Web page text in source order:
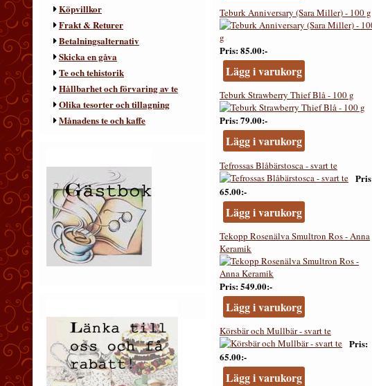
Köpvillkor
Frakt & Returer
Betalningsalternativ
Skicka en gåva
Te och tehistorik
Hållbarhet och förvaring av te
Olika tesorter och tillagning
Månadens te och kaffe
Teburk Anniversary (Sara Miller) - 100 g
Pris 85.00:-
Lägg i varukorg
Teburk Strawberry Thief Blå - 100 g
Pris 79.00:-
Lägg i varukorg
Tefrossas Blåbärstosca - svart te
Pris
65.00:-
Lägg i varukorg
Tekopp Rosenälva Smultron Ros - Anna
Keramik
Pris 549.00:-
Lägg i varukorg
Körsbär och Mullbär - svart te
Pris
65.00:-
Lägg i varukorg